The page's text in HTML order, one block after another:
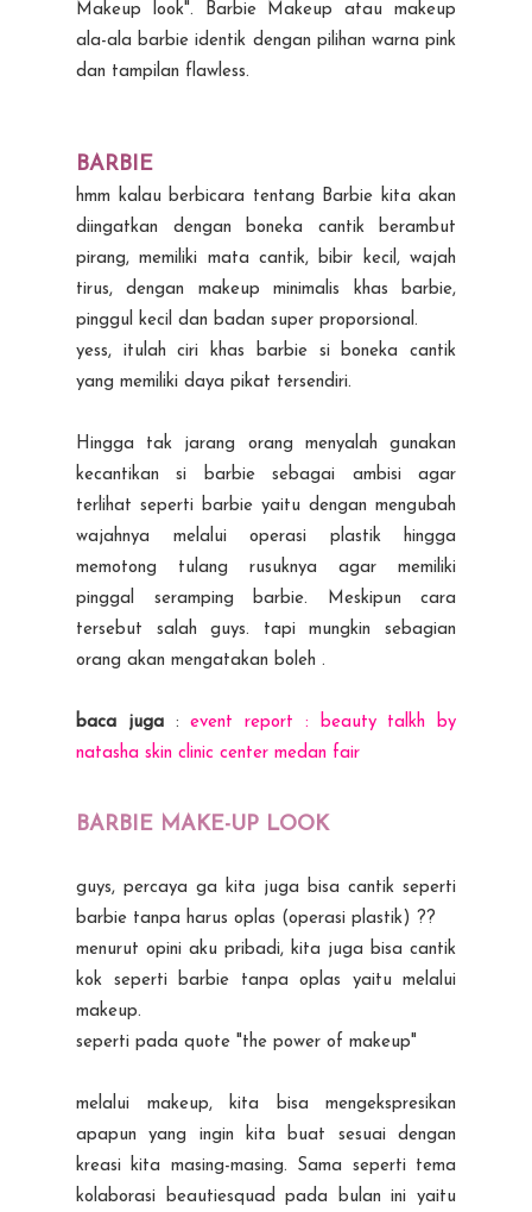
Makeup look". Barbie Makeup atau makeup
ala-ala barbie identik dengan pilihan warna pink
dan tampilan flawless.
BARBIE
hmm kalau berbicara tentang Barbie kita akan
diingatkan dengan boneka cantik berambut
pirang, memiliki mata cantik, bibir kecil, wajah
tirus, dengan makeup minimalis khas barbie,
pinggul kecil dan badan super proporsional.
yess, itulah ciri khas barbie si boneka cantik
yang memiliki daya pikat tersendiri.
Hingga tak jarang orang menyalah gunakan
kecantikan si barbie sebagai ambisi agar
terlihat seperti barbie yaitu dengan mengubah
wajahnya melalui operasi plastik hingga
memotong tulang rusuknya agar memiliki
pinggal seramping barbie. Meskipun cara
tersebut salah guys. tapi mungkin sebagian
orang akan mengatakan boleh .
baca juga :event report : beauty talkh by
natasha skin clinic center medan fair
BARBIE MAKE-UP LOOK
guys, percaya ga kita juga bisa cantik seperti
barbie tanpa harus oplas (operasi plastik) ??
menurut opini aku pribadi, kita juga bisa cantik
kok seperti barbie tanpa oplas yaitu melalui
makeup.
seperti pada quote "the power of makeup"
melalui makeup, kita bisa mengekspresikan
apapun yang ingin kita buat sesuai dengan
kreasi kita masing-masing. Sama seperti tema
kolaborasi beautiesquad pada bulan ini yaitu